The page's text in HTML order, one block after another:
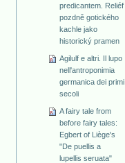
predicantem. Reliéf
pozdně gotického
kachle jako
historický pramen
Agilulf e altri. Il lupo
nell'antroponimia
germanica dei primi
secoli
A fairy tale from
before fairy tales:
Egbert of Liège's
"De puellis a
lupellis seruata"